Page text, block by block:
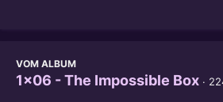
VOM ALBUM
1x06 - The Impossible Box ·